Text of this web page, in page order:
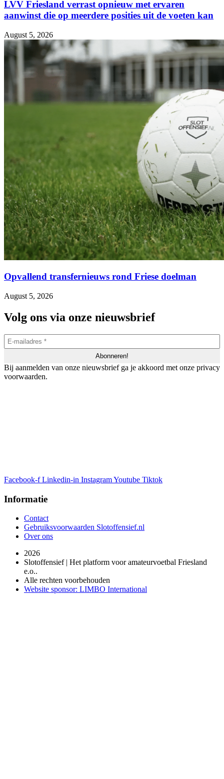
LVV Friesland verrast opnieuw met ervaren
aanwinst die op meerdere posities uit de voeten kan
August 5, 2026
Opvallend transfernieuws rond Friese doelman
August 5, 2026
Volg ons via onze nieuwsbrief
Bij aanmelden van onze nieuwsbrief ga je akkoord met onze privacy
voorwaarden.
Facebook-f Linkedin-in InstagramYoutube Tiktok
Informatie
Contact
Gebruiksvoorwaarden Slotoffensief.nl
Over ons
2026
Slotoffensief | Het platform voor amateurvoetbal Friesland
e.o..
Alle rechten voorbehouden
Website sponsor: LIMBO International